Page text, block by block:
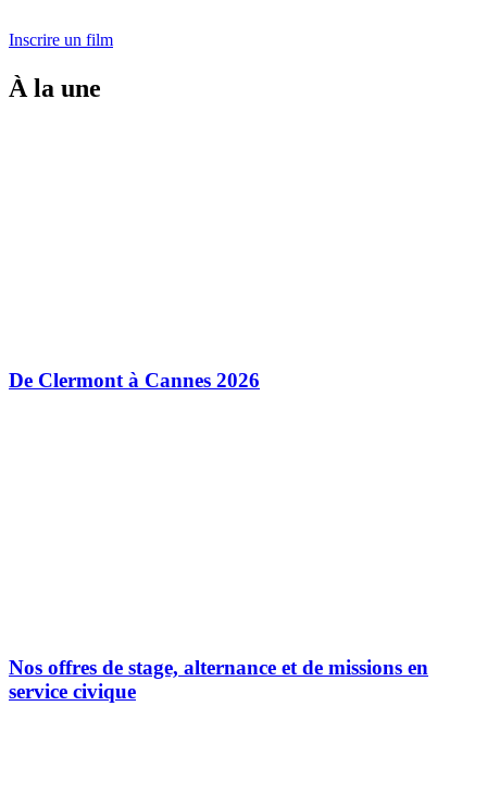
Inscrire un film
À la une
De Clermont à Cannes 2026
Nos offres de stage, alternance et de missions en
service civique